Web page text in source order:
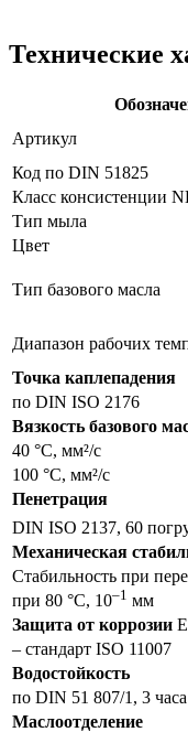
Технические
Артикул
Код по DIN 51825
Класс консистенции
Тип мыла
Цвет
Тип базового масла
Диапазон рабочих
Точка каплепадения
по DIN ISO 2176
Вязкость базового
40 °C, мм²/с
100 °C, мм²/с
Пенетрация
DIN ISO 2137, 60
Механическая
Стабильность при
при 80 °C, 10–1 мм
Защита от коррозии
– стандарт ISO 11007
Водостойкость
по DIN 51 807/1, 3
Маслоотделение